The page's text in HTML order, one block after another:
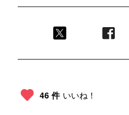
46 件 いいね！